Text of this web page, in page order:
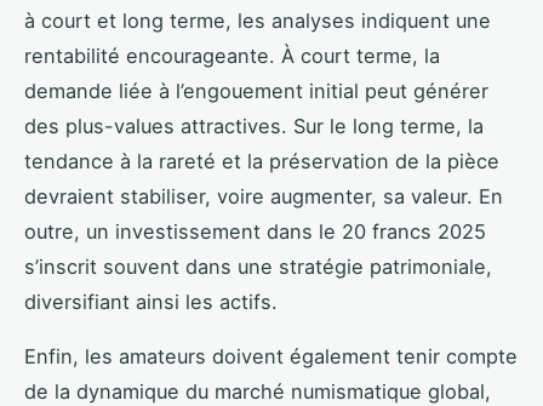
à court et long terme, les analyses indiquent une
rentabilité encourageante. À court terme, la
demande liée à l’engouement initial peut générer
des plus-values attractives. Sur le long terme, la
tendance à la rareté et la préservation de la pièce
devraient stabiliser, voire augmenter, sa valeur. En
outre, un investissement dans le 20 francs 2025
s’inscrit souvent dans une stratégie patrimoniale,
diversifiant ainsi les actifs.
Enfin, les amateurs doivent également tenir compte
de la dynamique du marché numismatique global,